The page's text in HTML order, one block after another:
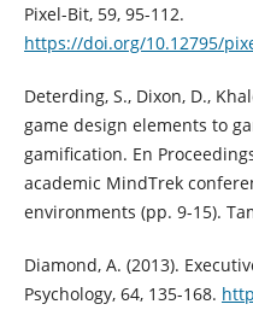
Pixel-Bit, 59, 95-112.
https://doi.org/10.12795/
Deterding, S., Dixon, D.,
game design elements to
gamification. En
academic MindTrek
environments (pp. 9-15).
Diamond, A. (2013).
Psychology, 64, 135-168.